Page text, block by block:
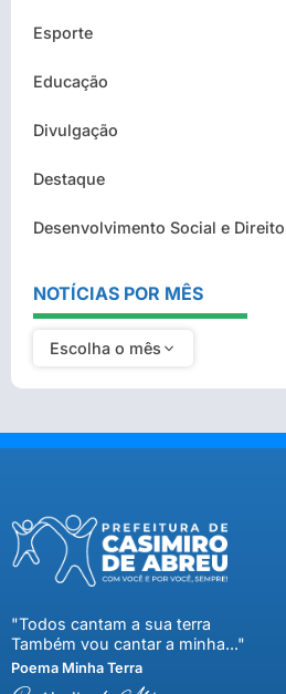
Esporte
Educação
Divulgação
Destaque
Desenvolvimento Social e
NOTÍCIAS POR MÊS
Escolha o mês
"Todos cantam a sua terra
Também vou cantar a minha..."
Poema Minha Terra